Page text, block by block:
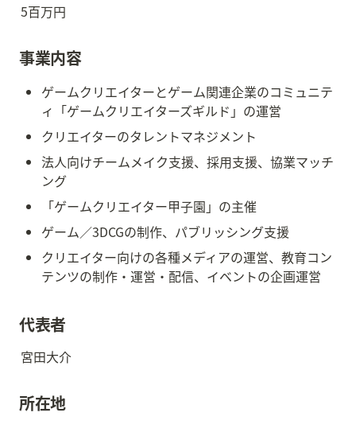
5百万円
事業内容
ゲームクリエイターとゲーム関連企業のコミュニテ
ィ「ゲームクリエイターズギルド」の運営
クリエイターのタレントマネジメント
法人向けチームメイク支援、採用支援、協業マッチ
ング
「ゲームクリエイター甲子園」の主催
ゲーム／3DCGの制作、パブリッシング支援
クリエイター向けの各種メディアの運営、教育コン
代表者
宮田大介
所在地